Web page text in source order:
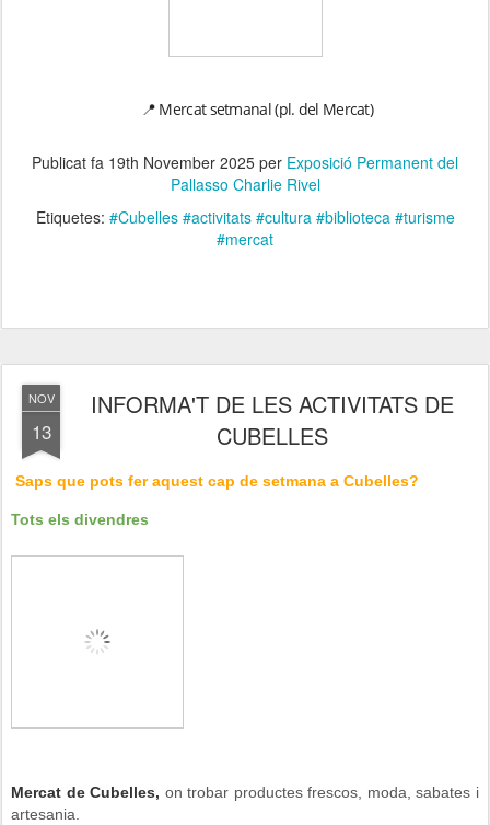
📍 Mercat setmanal (pl. del Mercat)
Publicat fa 19th November 2025 per Exposició Permanent del
Pallasso Charlie Rivel
Etiquetes: #Cubelles #activitats #cultura #biblioteca #turisme
#mercat
NOV
13
INFORMA'T DE LES ACTIVITATS DE
CUBELLES
Saps que pots fer aquest cap de setmana a Cubelles?
Tots els divendres
Mercat de Cubelles, on trobar productes frescos, moda, sabates i
artesania.